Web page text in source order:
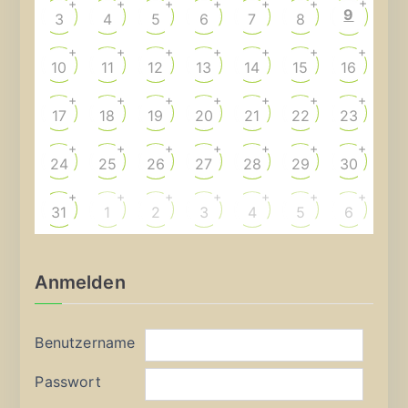
3
+
4
+
5
+
6
+
7
+
8
+
9
10
+
11
+
12
+
13
+
14
+
15
+
16
+
17
+
18
+
19
+
20
+
21
+
22
+
23
+
24
+
25
+
26
+
27
+
28
+
29
+
30
+
31
+
1
+
2
+
3
+
4
+
5
+
6
+
Anmelden
Benutzername
Passwort